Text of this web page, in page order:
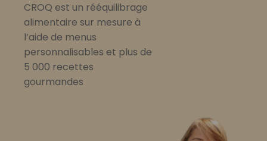
CROQ est un rééquilibrage
alimentaire sur mesure à
l’aide de menus
personnalisables et plus de
5 000 recettes
gourmandes